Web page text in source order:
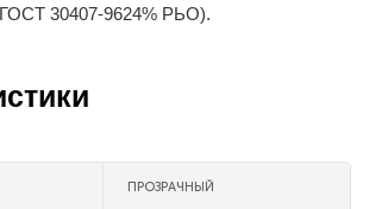
30407-9624% РЬО).
ПРОЗРАЧНЫЙ